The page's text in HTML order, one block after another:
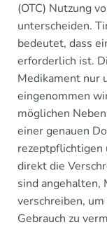
(OTC) Nutzung
unterscheiden.
bedeutet, dass
erforderlich ist.
Medikament nur
eingenommen
möglichen
einer genauen
rezeptpflichtigen
direkt die
sind angehalten,
verschreiben,
Gebrauch zu